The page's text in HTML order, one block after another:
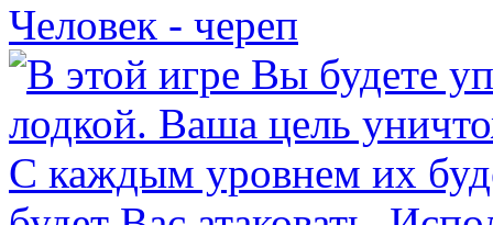
Человек - череп